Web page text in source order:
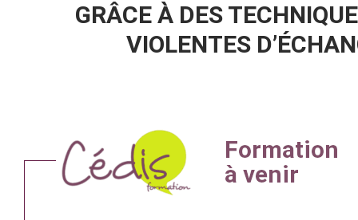
CONTACTGRÂCE À DES
VIOLENTES